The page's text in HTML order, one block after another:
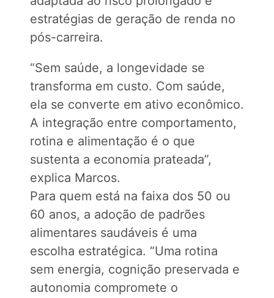
estratégias de geração de renda no
pós-carreira.
“Sem saúde, a longevidade se
transforma em custo. Com saúde,
ela se converte em ativo econômico.
A integração entre comportamento,
rotina e alimentação é o que
sustenta a economia prateada”,
explica Marcos.
Para quem está na faixa dos 50 ou
60 anos, a adoção de padrões
alimentares saudáveis é uma
escolha estratégica. “Uma rotina
sem energia, cognição preservada e
autonomia compromete o